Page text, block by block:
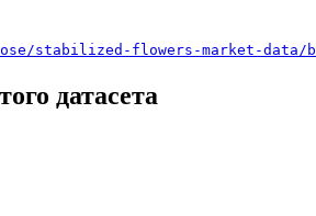
stabilized-flowers-market-data/
датасета